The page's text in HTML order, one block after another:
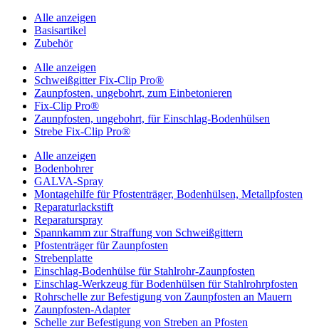
Alle anzeigen
Basisartikel
Zubehör
Alle anzeigen
Schweißgitter Fix-Clip Pro®
Zaunpfosten, ungebohrt, zum Einbetonieren
Fix-Clip Pro®
Zaunpfosten, ungebohrt, für Einschlag-Bodenhülsen
Strebe Fix-Clip Pro®
Alle anzeigen
Bodenbohrer
GALVA-Spray
Montagehilfe für Pfostenträger, Bodenhülsen, Metallpfosten
Reparaturlackstift
Reparaturspray
Spannkamm zur Straffung von Schweißgittern
Pfostenträger für Zaunpfosten
Strebenplatte
Einschlag-Bodenhülse für Stahlrohr-Zaunpfosten
Einschlag-Werkzeug für Bodenhülsen für Stahlrohrpfosten
Rohrschelle zur Befestigung von Zaunpfosten an Mauern
Zaunpfosten-Adapter
Schelle zur Befestigung von Streben an Pfosten